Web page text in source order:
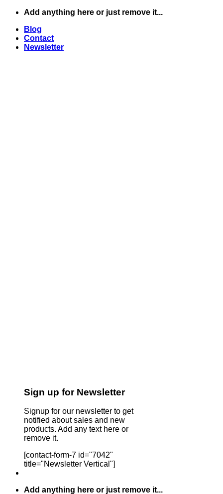
Skip
content
Add anything here or just remove it...
Blog
Contact
Newsletter
Sign up for Newsletter
Signup for our newsletter to get
notified about sales and new
products. Add any text here or
remove it.
[contact-form-7 id="7042"
title="Newsletter Vertical"]
Add anything here or just remove it...